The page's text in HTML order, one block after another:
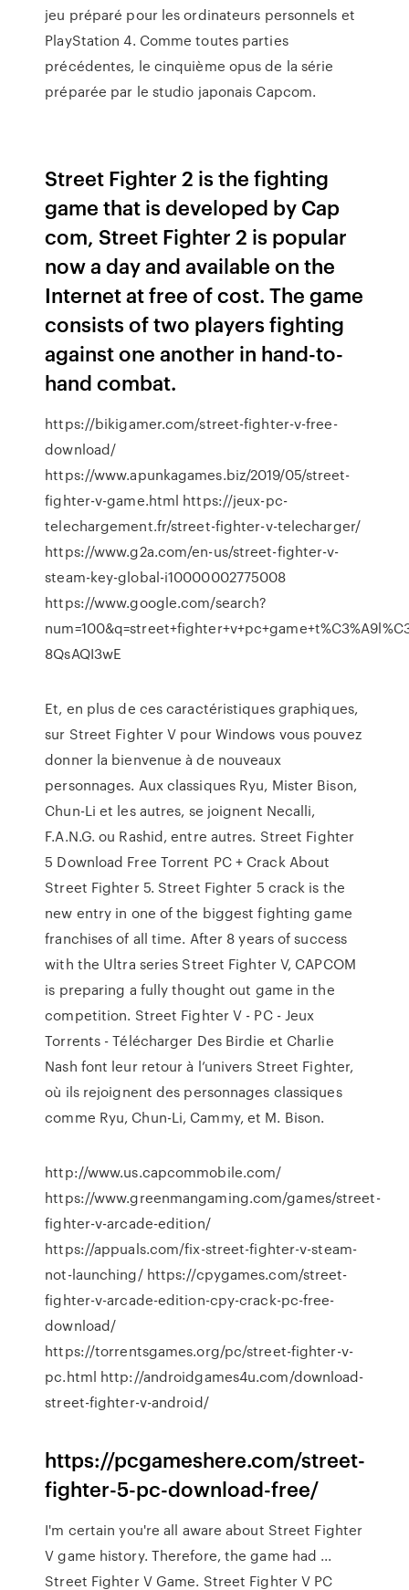
jeu préparé pour les ordinateurs personnels et
PlayStation 4. Comme toutes parties
précédentes, le cinquième opus de la série
préparée par le studio japonais Capcom.
Street Fighter 2 is the fighting
game that is developed by Cap
com, Street Fighter 2 is popular
now a day and available on the
Internet at free of cost. The game
consists of two players fighting
against one another in hand-to-
hand combat.
https://bikigamer.com/street-fighter-v-free-
download/
https://www.apunkagames.biz/2019/05/street-
fighter-v-game.html https://jeux-pc-
telechargement.fr/street-fighter-v-telecharger/
https://www.g2a.com/en-us/street-fighter-v-
steam-key-global-i10000002775008
https://www.google.com/search?
8QsAQI3wE
Et, en plus de ces caractéristiques graphiques,
sur Street Fighter V pour Windows vous pouvez
donner la bienvenue à de nouveaux
personnages. Aux classiques Ryu, Mister Bison,
Chun-Li et les autres, se joignent Necalli,
F.A.N.G. ou Rashid, entre autres. Street Fighter
5 Download Free Torrent PC + Crack About
Street Fighter 5. Street Fighter 5 crack is the
new entry in one of the biggest fighting game
franchises of all time. After 8 years of success
with the Ultra series Street Fighter V, CAPCOM
is preparing a fully thought out game in the
competition. Street Fighter V - PC - Jeux
Torrents - Télécharger Des Birdie et Charlie
Nash font leur retour à l’univers Street Fighter,
où ils rejoignent des personnages classiques
comme Ryu, Chun-Li, Cammy, et M. Bison.
http://www.us.capcommobile.com/
https://www.greenmangaming.com/games/street-
fighter-v-arcade-edition/
https://appuals.com/fix-street-fighter-v-steam-
not-launching/ https://cpygames.com/street-
fighter-v-arcade-edition-cpy-crack-pc-free-
download/
https://torrentsgames.org/pc/street-fighter-v-
pc.html http://androidgames4u.com/download-
street-fighter-v-android/
https://pcgameshere.com/street-
fighter-5-pc-download-free/
I'm certain you're all aware about Street Fighter
V game history. Therefore, the game had ...
Street Fighter V Game. Street Fighter V PC